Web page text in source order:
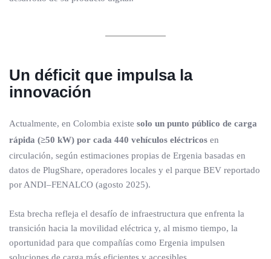
Un déficit que impulsa la
innovación
Actualmente, en Colombia existe solo un punto público de carga
rápida (≥50 kW) por cada 440 vehículos eléctricos en
circulación, según estimaciones propias de Ergenia basadas en
datos de PlugShare, operadores locales y el parque BEV reportado
por ANDI–FENALCO (agosto 2025).
Esta brecha refleja el desafío de infraestructura que enfrenta la
transición hacia la movilidad eléctrica y, al mismo tiempo, la
oportunidad para que compañías como Ergenia impulsen